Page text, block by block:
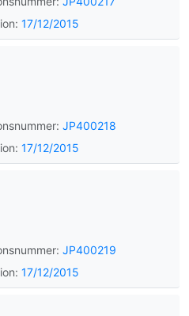
17/12/2015
JP400218
17/12/2015
JP400219
17/12/2015